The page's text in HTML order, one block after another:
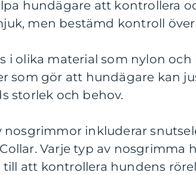
hundägare att kontrollera
men bestämd kontroll
i olika material som nylon och
som gör att hundägare kan
storlek och behov.
nosgrimmor inkluderar
Varje typ av nosgrimma
att kontrollera hundens